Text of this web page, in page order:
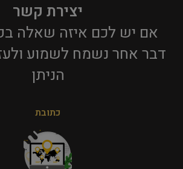
יצירת קשר
אם יש לכם איזה שאלה
דבר אחר נשמח לשמוע
הניתן​
כתובת